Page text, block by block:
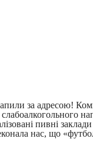
за адресою!
пивні
нас, що